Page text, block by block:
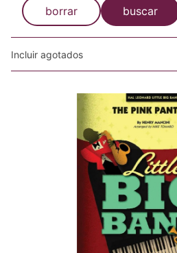
borrar buscar
Incluir agotados